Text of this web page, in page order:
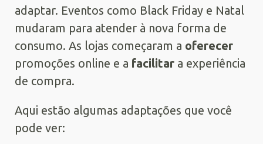
adaptar. Eventos como Black Friday e Natal
mudaram para atender à nova forma de
consumo. As lojas começaram a oferecer
promoções online e a facilitar a experiência
de compra.
Aqui estão algumas adaptações que você
pode ver: